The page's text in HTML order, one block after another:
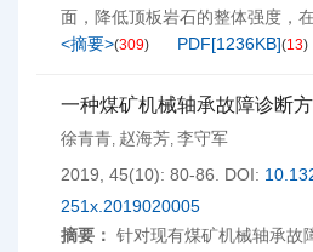
面，降低顶板岩石的整体强度，
<摘要>(309) PDF[1236KB](13)
一种煤矿机械轴承故障诊断
徐青青, 赵海芳, 李守军
2019, 45(10): 80-86.
DOI:
251x.2019020005
摘要： 针对现有煤矿机械轴承故